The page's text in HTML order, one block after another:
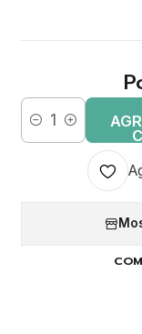
Cantidad